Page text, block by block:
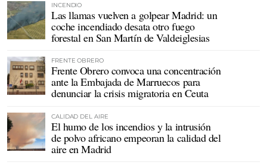
INCENDIO
Las llamas vuelven a golpear Madrid: un
coche incendiado desata otro fuego
forestal en San Martín de Valdeiglesias
FRENTE OBRERO
Frente Obrero convoca una concentración
ante la Embajada de Marruecos para
denunciar la crisis migratoria en Ceuta
CALIDAD DEL AIRE
El humo de los incendios y la intrusión
de polvo africano empeoran la calidad del
aire en Madrid